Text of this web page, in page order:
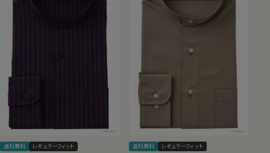
送料無料 レギュラーフィット 送料無料 レギュラーフィット